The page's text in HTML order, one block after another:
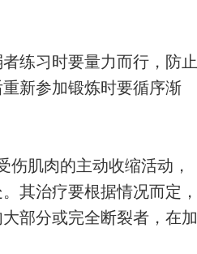
练习时要量力而行，防止
新参加锻炼时要循序渐
肌肉的主动收缩活动，
其治疗要根据情况而定，
部分或完全断裂者，在加